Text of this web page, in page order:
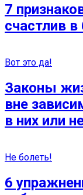
7
счастлив
Вот это да!
Законы
вне
в них или
Не болеть!
6